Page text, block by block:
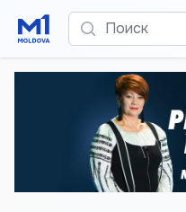
Поиск